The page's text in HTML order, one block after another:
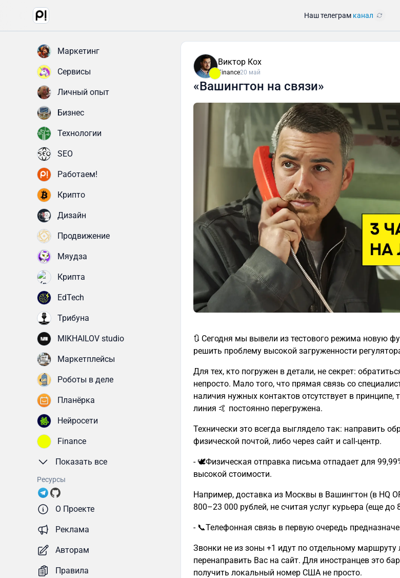
Наш телеграм канал
Маркетинг
Сервисы
Личный опыт
Бизнес
Технологии
SEO
Работаем!
Крипто
Дизайн
Продвижение
Мяудза
Крипта
EdTech
Трибуна
MIKHAILOV studio
Маркетплейсы
Роботы в деле
Планёрка
Нейросети
Finance
Показать все
Ресурсы
О Проекте
Реклама
Авторам
Правила
Виктор Кох
Finance20 май
«Вашингтон на связи»
🔃 Сегодня мы вывели из тестового режима новую
решить проблему высокой загруженности
Для тех, кто погружен в детали, не секрет:
непросто. Мало того, что прямая связь со
наличия нужных контактов отсутствует в принципе,
линия 🤙 постоянно перегружена.
Технически это всегда выглядело так: направить
физической почтой, либо через сайт и call-центр.
- 🕊Физическая отправка письма отпадает для
высокой стоимости.
Например, доставка из Москвы в Вашингтон (в HQ
800–23 000 рублей, не считая услуг курьера (еще до
- 📞Телефонная связь в первую очередь
Звонки не из зоны +1 идут по отдельному
перенаправить Вас на сайт. Для иностранцев это
получить локальный номер США не просто.